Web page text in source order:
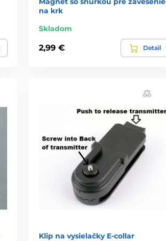
na krk
Skladom
2,99 € Detail
Klip na vysielačky E-collar